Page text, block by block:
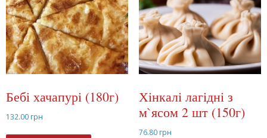
Бебі хачапурі (180г)
132.00 грн
Хінкалі лагідні з
м`ясом 2 шт (150г)
76.80 грн